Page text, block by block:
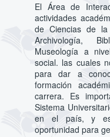
El Área de
actividades
de Ciencias de
Archivología,
Museología a
social. las cuales
para dar a
formación
carrera. Es
Sistema
en el país, y
oportunidad para